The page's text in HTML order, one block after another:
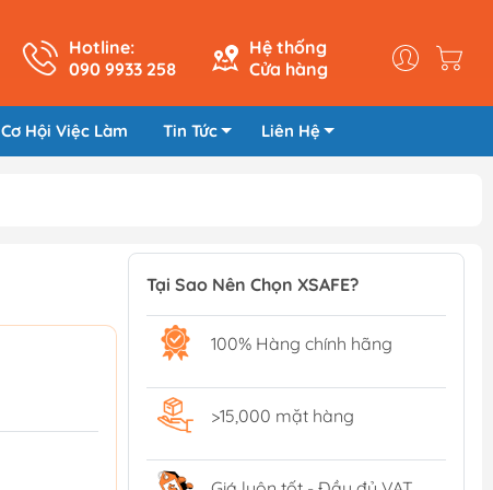
Hotline:
090 9933 258
Hệ thống
Cửa hàng
Cơ Hội Việc Làm Tin Tức Liên Hệ
Tại Sao Nên Chọn XSAFE?
100% Hàng chính hãng
>15,000 mặt hàng